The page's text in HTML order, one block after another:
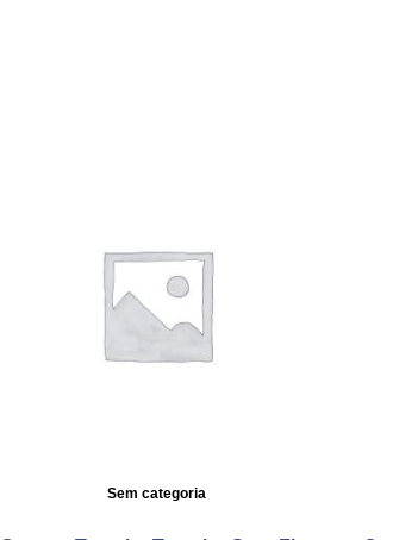
Sem categoria